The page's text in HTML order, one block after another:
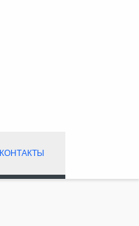
КОНТАКТЫ